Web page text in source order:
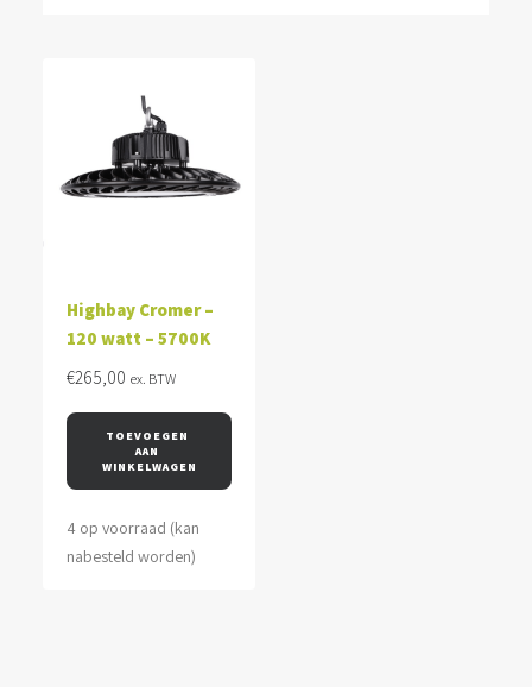
Highbay Cromer –
120 watt – 5700K
€265,00 ex. BTW
TOEVOEGEN
AAN
WINKELWAGEN
4 op voorraad (kan
nabesteld worden)